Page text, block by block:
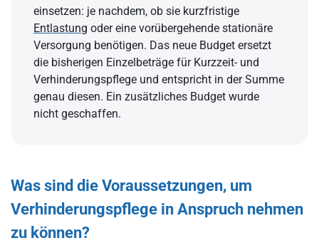
einsetzen: je nachdem, ob sie kurzfristige
Entlastung oder eine vorübergehende stationäre
Versorgung benötigen. Das neue Budget ersetzt
die bisherigen Einzelbeträge für Kurzzeit- und
Verhinderungspflege und entspricht in der Summe
genau diesen. Ein zusätzliches Budget wurde
nicht geschaffen.
Was sind die Voraussetzungen, um
Verhinderungspflege in Anspruch nehmen
zu können?